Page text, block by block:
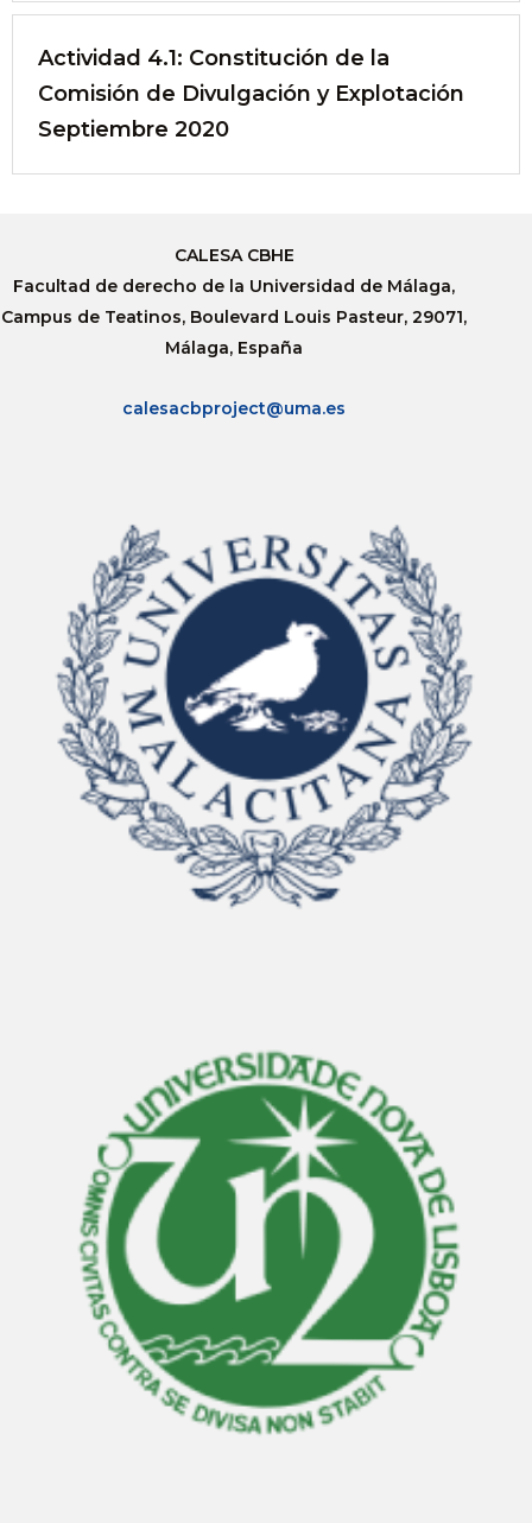
Actividad 4.1: Constitución de la
Comisión de Divulgación y Explotación
Septiembre 2020
CALESA CBHE
Facultad de derecho de la Universidad de Málaga,
Campus de Teatinos, Boulevard Louis Pasteur, 29071,
Málaga, España
calesacbproject@uma.es